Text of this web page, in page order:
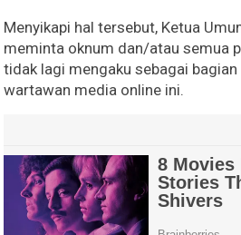
Menyikapi hal tersebut, Ketua
meminta oknum dan/atau semua
tidak lagi mengaku sebagai
wartawan media online ini.